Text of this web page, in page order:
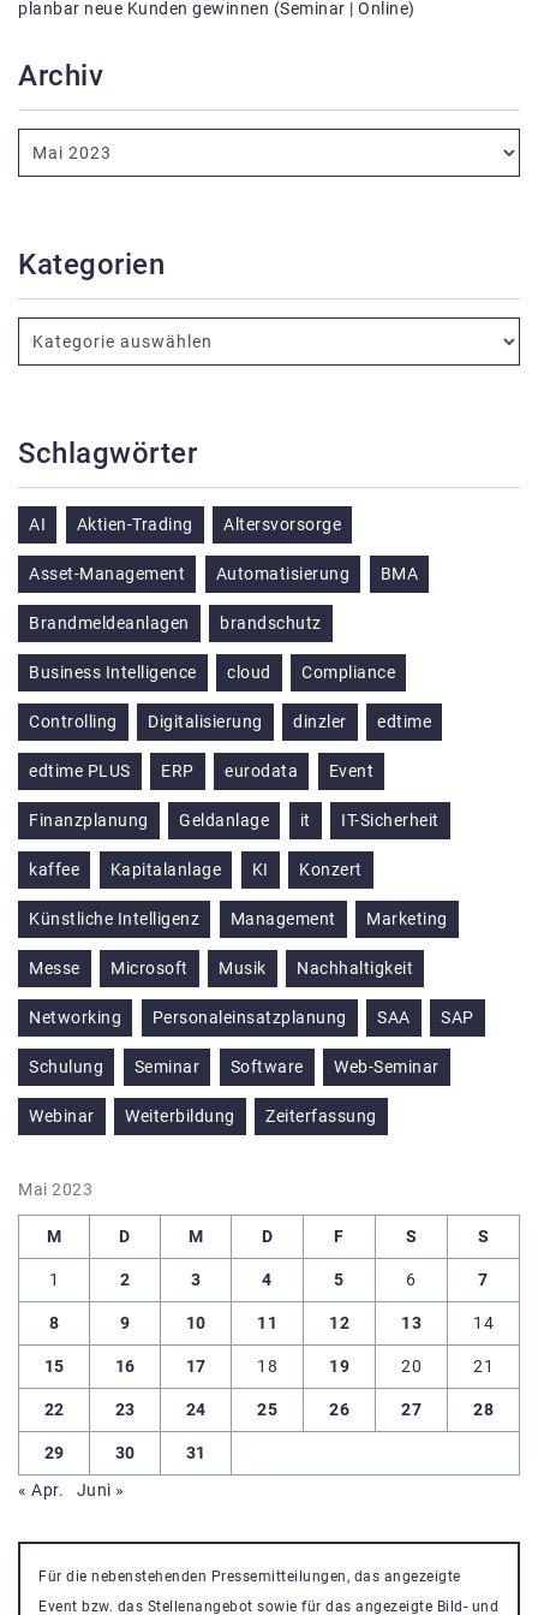
planbar neue Kunden gewinnen (Seminar | Online)
Archiv
Kategorien
Schlagwörter
AI Aktien-Trading Altersvorsorge
Asset-Management Automatisierung BMA
Brandmeldeanlagen brandschutz
Business Intelligence cloud Compliance
Controlling Digitalisierung dinzler edtime
edtime PLUS ERP eurodata Event
Finanzplanung Geldanlage it IT-Sicherheit
kaffee Kapitalanlage KI Konzert
Künstliche Intelligenz Management Marketing
Messe Microsoft Musik Nachhaltigkeit
Networking Personaleinsatzplanung SAA SAP
Schulung Seminar Software Web-Seminar
Webinar Weiterbildung Zeiterfassung
Mai 2023
M D M D F S S
1 2 3 4 5 6 7
8 9 10 11 12 13 14
15 16 17 18 19 20 21
22 23 24 25 26 27 28
29 30
31
« Apr.
Juni »
Für die nebenstehenden Pressemitteilungen, das angezeigte
Event bzw. das Stellenangebot sowie für das angezeigte Bild- und